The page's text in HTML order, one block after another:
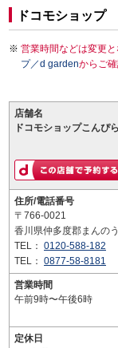
ドコモショップ
営業時間などは変更
プ／d gardenからご確
店舗名
ドコモショップこんぴ
住所/電話番号
〒766-0021
香川県仲多度郡まんの
TEL： 0120-588-182
TEL： 0877-58-8181
営業時間
午前9時〜午後6時
定休日